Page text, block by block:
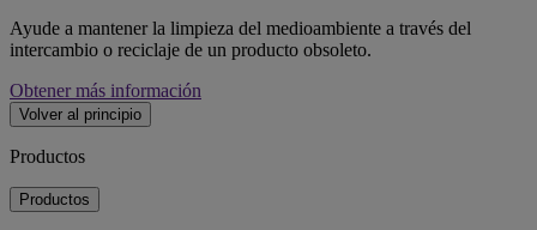
Ayude a mantener la limpieza del medioambiente a través del
intercambio o reciclaje de un producto obsoleto.
Obtener más información
Volver al principio
Productos
Productos